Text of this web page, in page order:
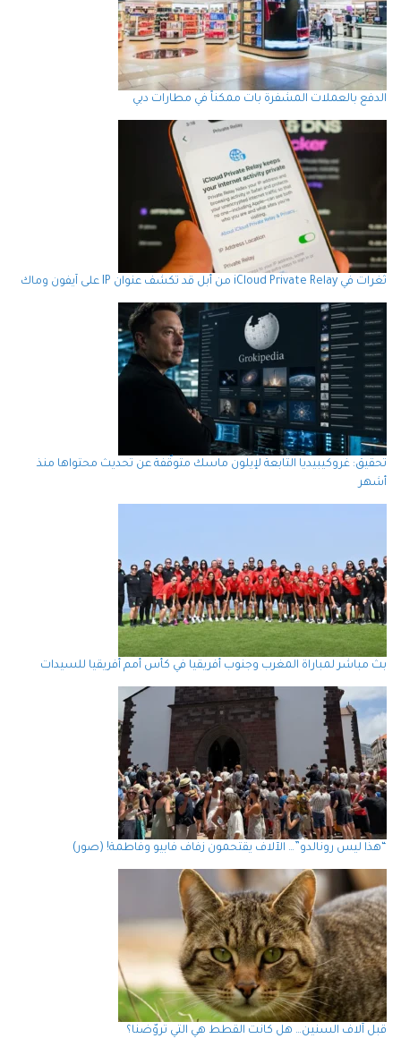
الدفع بالعملات المشفرة بات ممكناً في مطارات دبي
ثغرات في iCloud Private Relay من أبل قد تكشف عنوان IP على آيفون وماك
تحقيق: غروكيبيديا التابعة لإيلون ماسك متوقّفة عن تحديث محتواها منذ
أشهر
بث مباشر لمباراة المغرب وجنوب أفريقيا في كأس أمم أفريقيا للسيدات
“هذا ليس رونالدو”… الآلاف يقتحمون زفاف فابيو وفاطمة! (صور)
قبل آلاف السنين… هل كانت القطط هي التي تروّضنا؟